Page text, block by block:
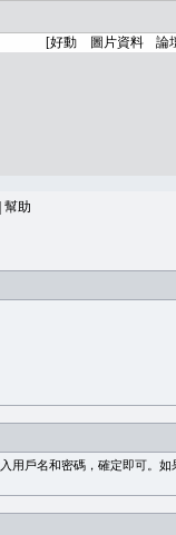
幫助
用戶名和密碼，確定即可。